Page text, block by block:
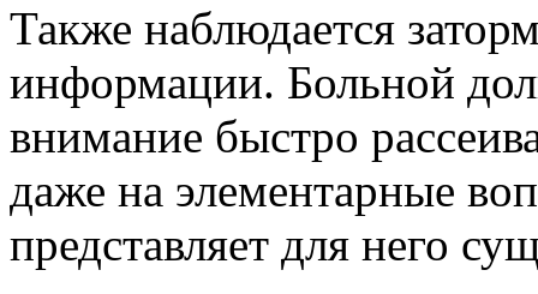
Также наблюдается
информации. Больной
внимание быстро
даже на элементарные
представляет для него